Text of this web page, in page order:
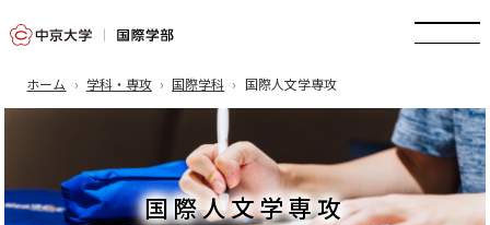
ホーム 学科・専攻 国際学科 国際人文学専攻
国際人文学専攻